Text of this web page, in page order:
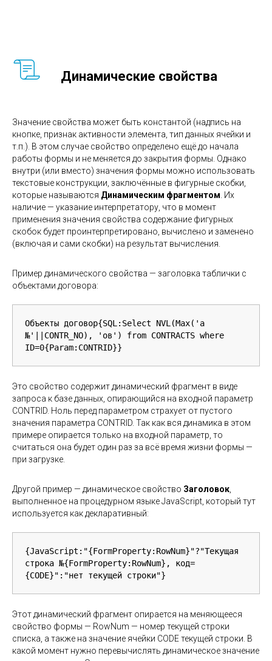
Динамические свойства
Значение свойства может быть константой (надпись на
кнопке, признак активности элемента, тип данных ячейки и
т.п.). В этом случае свойство определено ещё до начала
работы формы и не меняется до закрытия формы. Однако
внутри (или вместо) значения формы можно использовать
текстовые конструкции, заключённые в фигурные скобки,
которые называются Динамическим фрагментом . Их
наличие — указание интерпретатору, что в момент
применения значения свойства содержание фигурных
скобок будет проинтерпретировано, вычислено и заменено
(включая и сами скобки) на результат вычисления.
Пример динамического свойства — заголовка таблички с
объектами договора:
Объекты договор{SQL:Select NVL(Max('а
№'||CONTR_NO), 'ов') from CONTRACTS where
ID=0{Param:CONTRID}}
Это свойство содержит динамический фрагмент в виде
запроса к базе данных, опирающийся на входной параметр
CONTRID. Ноль перед параметром страхует от пустого
значения параметра CONTRID. Так как вся динамика в этом
примере опирается только на входной параметр, то
считаться она будет один раз за всё время жизни формы —
при загрузке.
Другой пример — динамическое свойство Заголовок
выполненное на процедурном языке JavaScript, который тут
используется как декларативный:
{JavaScript:"{FormProperty:RowNum}"?"Текущая
строка №{FormProperty:RowNum}, код=
{CODE}":"нет текущей строки"}
Этот динамический фрагмент опирается на меняющееся
свойство формы — RowNum — номер текущей строки
списка, а также на значение ячейки CODE текущей строки. В
какой момент нужно перевычислять динамическое значение